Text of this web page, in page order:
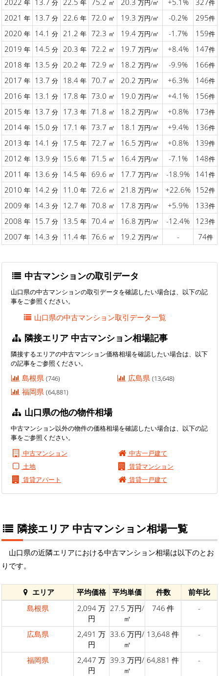
2022 年 13.7 分 22.5 年 75.2 ㎡ 20.3 万円/㎡ +5.1% 327件
2021 年 13.7 分 22.6 年 72.0 ㎡ 19.3 万円/㎡ -0.2% 295件
2020 年 14.1 分 21.2 年 72.3 ㎡ 19.4 万円/㎡ -1.7% 159件
2019 年 14.5 分 20.3 年 72.2 ㎡ 19.7 万円/㎡ +8.4% 147件
2018 年 13.5 分 20.2 年 72.9 ㎡ 18.2 万円/㎡ -9.9% 166件
2017 年 13.7 分 18.4 年 70.7 ㎡ 20.2 万円/㎡ +6.3% 146件
2016 年 13.1 分 17.8 年 73.0 ㎡ 19.0 万円/㎡ +4.1% 156件
2015 年 13.7 分 17.3 年 71.8 ㎡ 18.2 万円/㎡ +0.8% 173件
2014 年 15.0 分 17.1 年 73.7 ㎡ 18.1 万円/㎡ +9.4% 136件
2013 年 14.1 分 17.5 年 72.7 ㎡ 16.5 万円/㎡ +0.8% 139件
2012 年 13.9 分 15.6 年 71.5 ㎡ 16.4 万円/㎡ -7.1% 148件
2011 年 13.6 分 14.5 年 69.6 ㎡ 17.7 万円/㎡ -18.9% 141 件
2010 年 14.2 分 11.0 年 72.6 ㎡ 21.8 万円/㎡ +22.6% 152件
2009 年 14.3 分 12.7 年 70.8 ㎡ 17.8 万円/㎡ +5.9% 133件
2008 年 15.7 分 13.5 年 70.4 ㎡ 16.8 万円/㎡ -12.4% 123件
2007 年 14.3 分 11.4 年 76.6 ㎡ 19.2 万円/㎡ - 74件
中古マンションの取引データ
山口県の中古マンションの取引データを確認したい場合は、以下の記
事をご参照ください。
山口県の中古マンション取引データ一覧
隣接エリア 中古マンション相場記事
隣接するエリアの中古マンション価格相場を確認したい場合は、以下
の記事をご参照ください。
島根県(746) 広島県(13,648)
福岡県(64,881)
山口県の他の物件相場
中古マンション以外の物件の価格相場を確認したい場合は、以下の記
事をご参照ください。
中古マンション
中古一戸建て
土地
賃貸マンション
賃貸アパート
賃貸一戸建て
隣接エリア 中古マンション相場一覧
山口県の近隣エリアにおける中古マンション相場は以下のとお
りです。
エリア 平均価格 平均単価 件数
前年比
島根県
2,094 万
円
27.5 万円/
㎡
746 件 -
広島県
2,491 万
円
33.6 万円/
㎡
13,648 件 -
福岡県
2,447 万
円
39.3 万円/
㎡
64,881 件 -